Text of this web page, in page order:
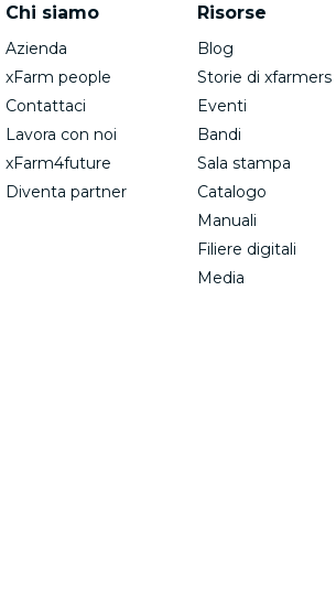
Chi siamo
Azienda
xFarm people
Contattaci
Lavora con noi
xFarm4future
Diventa partner
Risorse
Blog
Storie di xfarmers
Eventi
Bandi
Sala stampa
Catalogo
Manuali
Filiere digitali
Media